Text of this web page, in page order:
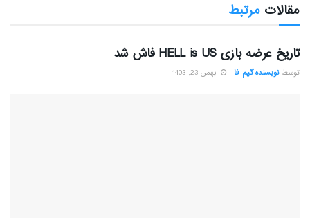
مقالات مرتبط
تاریخ عرضه بازی HELL is US فاش شد
توسط نویسنده گیم فا بهمن 23, 1403